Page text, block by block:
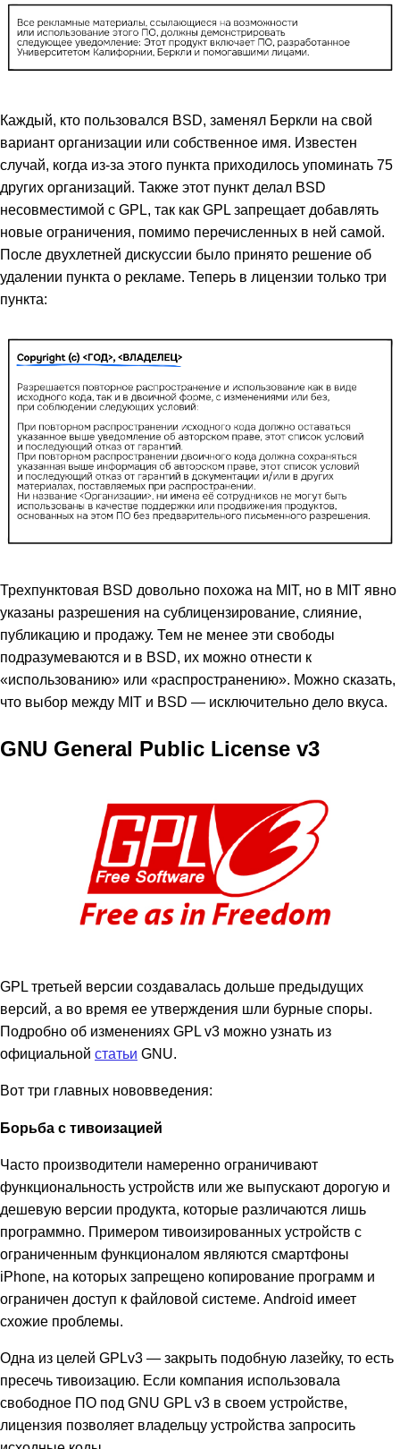
Каждый, кто пользовался BSD, заменял Беркли на свой
вариант организации или собственное имя. Известен
случай, когда из-за этого пункта приходилось упоминать 75
других организаций. Также этот пункт делал BSD
несовместимой с GPL, так как GPL запрещает добавлять
новые ограничения, помимо перечисленных в ней самой.
После двухлетней дискуссии было принято решение об
удалении пункта о рекламе. Теперь в лицензии только три
пункта:
Трехпунктовая BSD довольно похожа на MIT, но в MIT явно
указаны разрешения на сублицензирование, слияние,
публикацию и продажу. Тем не менее эти свободы
подразумеваются и в BSD, их можно отнести к
«использованию» или «распространению». Можно сказать,
что выбор между MIT и BSD — исключительно дело вкуса.
GNU General Public License v3
GPL третьей версии создавалась дольше предыдущих
версий, а во время ее утверждения шли бурные споры.
Подробно об изменениях GPL v3 можно узнать из
официальной статьи GNU.
Вот три главных нововведения:
Борьба с тивоизацией
Часто производители намеренно ограничивают
функциональность устройств или же выпускают дорогую и
дешевую версии продукта, которые различаются лишь
программно. Примером тивоизированных устройств с
ограниченным функционалом являются смартфоны
iPhone, на которых запрещено копирование программ и
ограничен доступ к файловой системе. Android имеет
схожие проблемы.
Одна из целей GPLv3 — закрыть подобную лазейку, то есть
пресечь тивоизацию. Если компания использовала
свободное ПО под GNU GPL v3 в своем устройстве,
лицензия позволяет владельцу устройства запросить